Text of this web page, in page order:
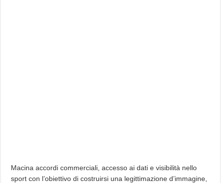
Macina accordi commerciali, accesso ai dati e visibilità nello
sport con l’obiettivo di costruirsi una legittimazione d’immagine,